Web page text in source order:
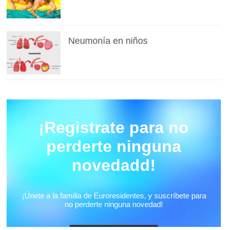
Neumonía en niños